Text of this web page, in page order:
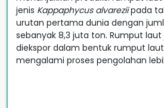
jenis Kappaphycus alvareziipada
urutan pertama dunia dengan
sebanyak 8,3 juta ton. Rumput laut
diekspor dalam bentuk rumput
mengalami proses pengolahan